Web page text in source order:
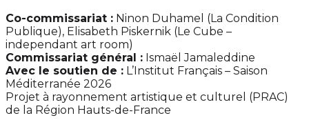
Co-commissariat : Ninon Duhamel (La Condition
Publique), Elisabeth Piskernik (Le Cube –
independant art room)
Commissariat général : Ismaël Jamaleddine
Avec le soutien de : L’Institut Français – Saison
Méditerranée 2026
Projet à rayonnement artistique et culturel (PRAC)
de la Région Hauts-de-France